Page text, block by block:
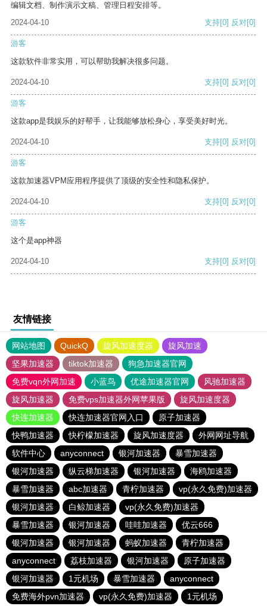
编辑文档、制作演示文稿、管理日程安排等。
2024-04-10
支持[0] 反对[0]
游客
这款软件非常实用，可以帮助我解决很多问题。
2024-04-10 支持[0] 反对[0]
游客
这款app是我娱乐的好帮手，让我能够放松身心，享受美好时光。
2024-04-10 支持[0] 反对[0]
游客
这款加速器VPM应用程序提供了顶级的安全性和隐私保护。
2024-04-10 支持[0] 反对[0]
游客
这个是app神器
2024-04-10 支持[0] 反对[0]
友情链接
网站地图 QuickQ 旋风加速度器
旋风加速
坚果加速器
tiktok加速器
狗急加速器官网
免费vqn外网加速
小蓝鸟 优途加速器官网
风驰加速器
旋风加速器
免费vps加速器外网苹果版
旋风加速度器
快连加速器
快连加速器官网入口
原子加速器
快鸭加速器
快柠檬加速器 旋风加速度器
外网网址导航
软件中心
anyconnect 银河加速器
暴雪加速器
银河加速器
纵云梯加速器 银河加速器
海鸥加速器
暴雪加速器
abc加速器 青柠加速器
vp(永久免费)加速器
银河加速器
白鲸加速器
vp(永久免费)加速器
暴雪加速器
银河加速器 哇哇加速器
优云666
银河加速器
银河加速器 蚂蚁加速器
青柠加速器
anyconnect
荔枝加速器 银河加速器
原子加速器
银河加速器
1元机场 暴雪加速器
anyconnect
免费海外pvn加速器
vp(永久免费)加速器 1元机场